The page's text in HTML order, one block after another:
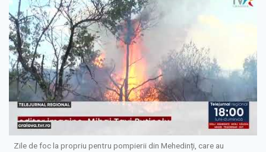
Zile de foc la propriu pentru pompierii din Mehedinți, care au